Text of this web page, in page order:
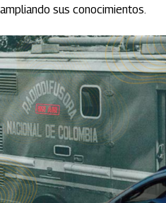
ampliando sus conocimientos.